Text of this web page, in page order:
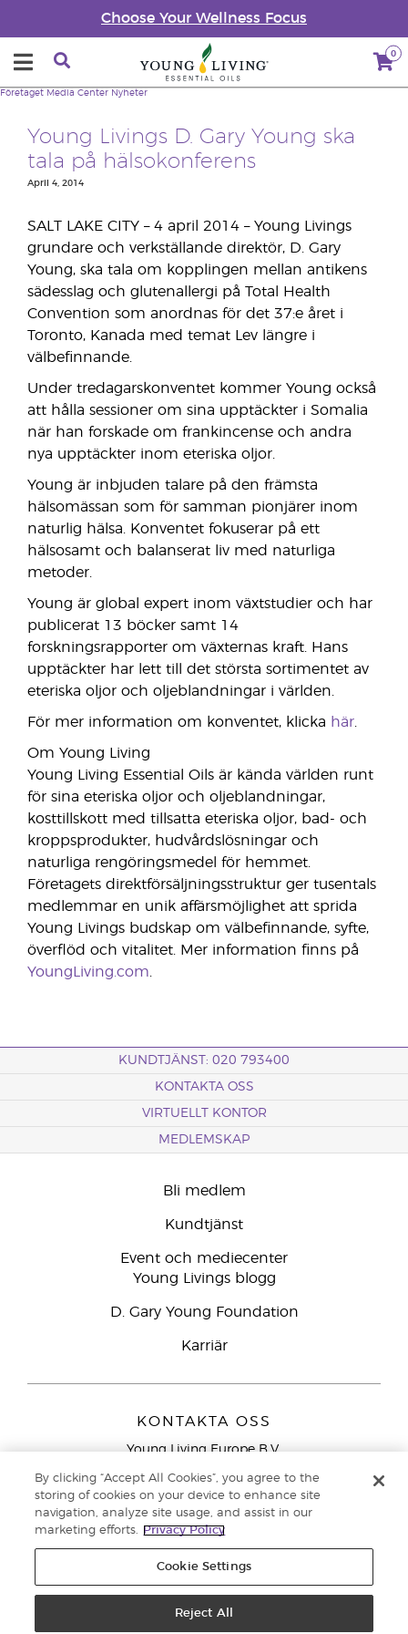
Choose Your Wellness Focus
0
Företaget Media Center Nyheter
Young Livings D. Gary Young ska
tala på hälsokonferens
April 4, 2014
SALT LAKE CITY – 4 april 2014 – Young Livings
grundare och verkställande direktör, D. Gary
Young, ska tala om kopplingen mellan antikens
sädesslag och glutenallergi på Total Health
Convention som anordnas för det 37:e året i
Toronto, Kanada med temat Lev längre i
välbefinnande.
Under tredagarskonventet kommer Young också
att hålla sessioner om sina upptäckter i Somalia
när han forskade om frankincense och andra
nya upptäckter inom eteriska oljor.
Young är inbjuden talare på den främsta
hälsomässan som för samman pionjärer inom
naturlig hälsa. Konventet fokuserar på ett
hälsosamt och balanserat liv med naturliga
metoder.
Young är global expert inom växtstudier och har
publicerat 13 böcker samt 14
forskningsrapporter om växternas kraft. Hans
upptäckter har lett till det största sortimentet av
eteriska oljor och oljeblandningar i världen.
För mer information om konventet, klicka här
Om Young Living
Young Living Essential Oils är kända världen runt
för sina eteriska oljor och oljeblandningar,
kosttillskott med tillsatta eteriska oljor, bad- och
kroppsprodukter, hudvårdslösningar och
naturliga rengöringsmedel för hemmet.
Företagets direktförsäljningsstruktur ger tusentals
medlemmar en unik affärsmöjlighet att sprida
Young Livings budskap om välbefinnande, syfte,
överflöd och vitalitet. Mer information finns på
YoungLiving.com
KUNDTJÄNST: 020 793400
KONTAKTA OSS
VIRTUELLT KONTOR
MEDLEMSKAP
Bli medlem
Kundtjänst
Event och mediecenter
Young Livings blogg
D. Gary Young Foundation
Karriär
KONTAKTA OSS
Young Living Europe B.V.
9727 AJ Groningen
Nederländerna
Kundtjänst – Avgiftsfritt lokalsamtal (ej från
mobiltelefon):020 793400
Sekretess
By clicking “Accept All Cookies”, you agree to the
storing of cookies on your device to enhance site
navigation, analyze site usage, and assist in our
marketing efforts.
Privacy Policy
Cookie Settings
Reject All